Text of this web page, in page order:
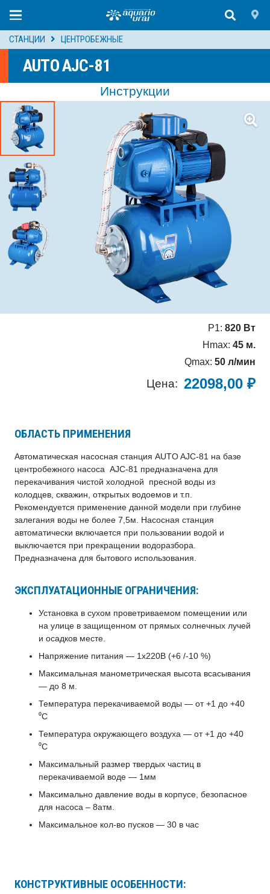
СТАНЦИИ ЦЕНТРОБЕЖНЫЕ
AUTO AJC-81
Инструкции
P1: 820 Вт
Hmax: 45 м.
Qmax: 50 л/мин
Цена: 22098,00 ₽
ОБЛАСТЬ ПРИМЕНЕНИЯ
Автоматическая насосная станция AUTO AJC-81 на базе
центробежного насоса AJC-81 предназначена для
перекачивания чистой холодной пресной воды из
колодцев, скважин, открытых водоемов и т.п.
Рекомендуется применение данной модели при глубине
залегания воды не более 7,5м. Насосная станция
автоматически включается при пользовании водой и
выключается при прекращении водоразбора.
Предназначена для бытового использования.
ЭКСПЛУАТАЦИОННЫЕ ОГРАНИЧЕНИЯ:
Установка в сухом проветриваемом помещении или
на улице в защищенном от прямых солнечных лучей
и осадков месте.
Напряжение питания — 1х220В (+6 /-10 %)
Максимальная манометрическая высота всасывания
— до 8 м.
Температура перекачиваемой воды — от +1 до +40
⁰С
Температура окружающего воздуха — от +1 до +40
⁰С
Максимальный размер твердых частиц в
перекачиваемой воде — 1мм
Максимально давление воды в корпусе, безопасное
для насоса – 8атм.
Максимальное кол-во пусков — 30 в час
КОНСТРУКТИВНЫЕ ОСОБЕННОСТИ: